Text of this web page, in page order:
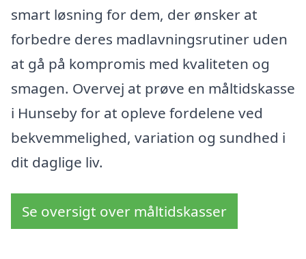
smart løsning for dem, der ønsker at
forbedre deres madlavningsrutiner uden
at gå på kompromis med kvaliteten og
smagen. Overvej at prøve en måltidskasse
i Hunseby for at opleve fordelene ved
bekvemmelighed, variation og sundhed i
dit daglige liv.
Se oversigt over måltidskasser